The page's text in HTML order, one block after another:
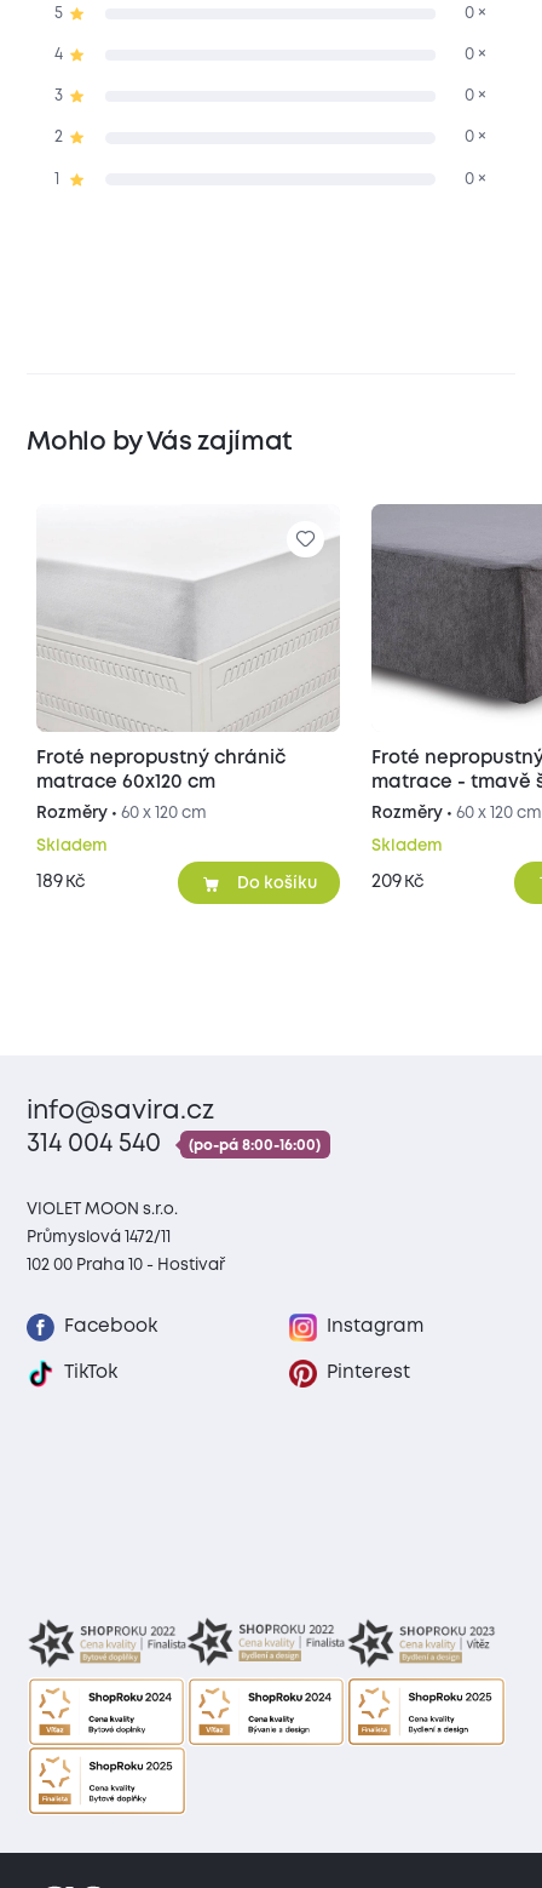
5 0 ×
4 0 ×
3 0 ×
2 0 ×
0 ×
Mohlo by Vás zajímat
Froté nepropustný chránič
matrace 60x120 cm
Rozměry • 60 x 120 cm
Skladem
189 Kč Do košíku
Froté
matrace - tmavě
cm
Rozměry •60 x 120 cm
Skladem
209 Kč
info@savira.cz
314 004 540
(po-pá 8:00-16:00)
VIOLET MOON s.r.o.
Průmyslová 1472/11
102 00 Praha 10 - Hostivař
Facebook Instagram
TikTok Pinterest